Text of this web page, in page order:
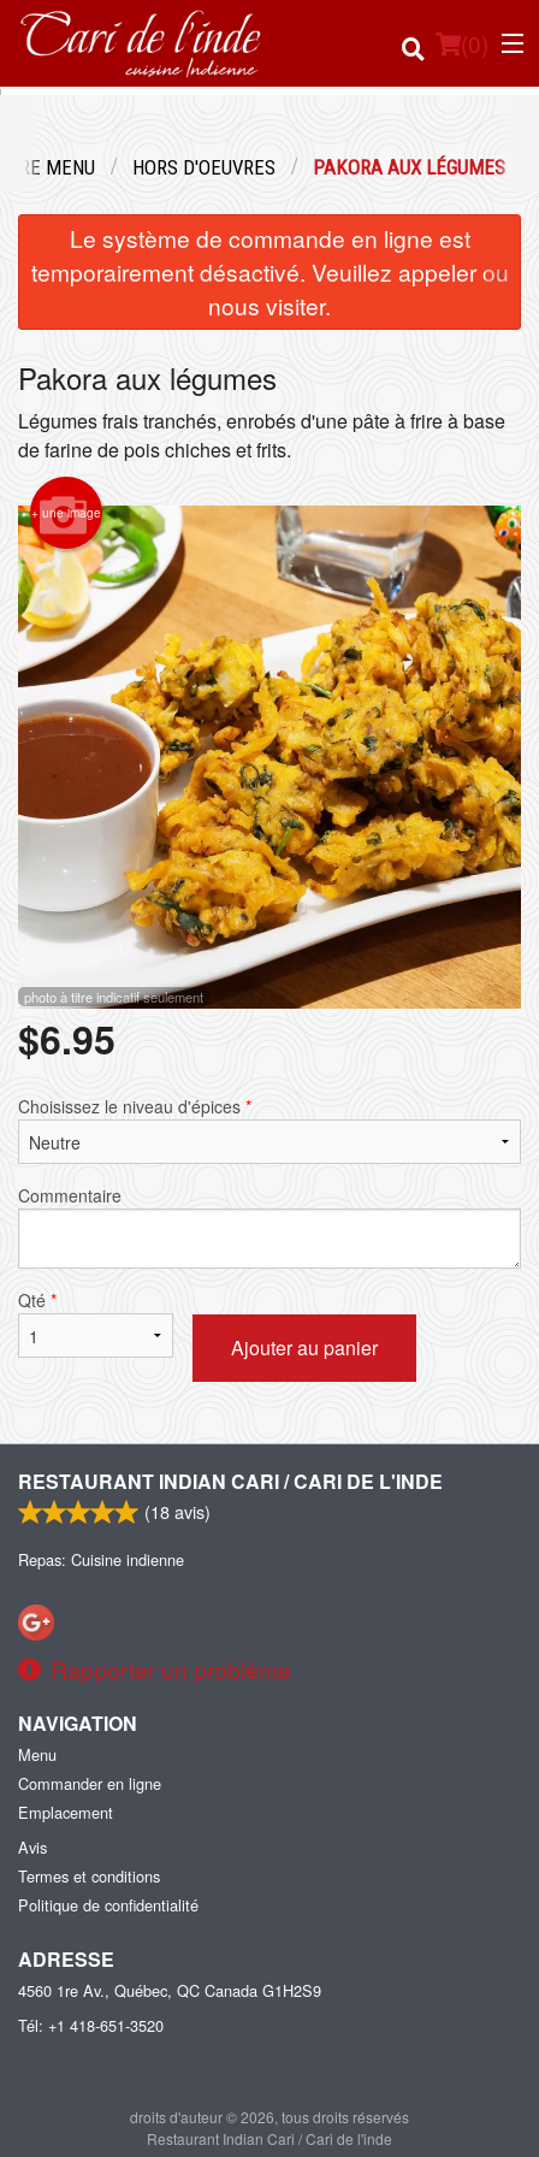
(0)
Emplacement
Connection
Inscription
Panier (0)
Rechercher
MENU HORS D'OEUVRES PAKORA AUX LÉGUMES
Le système de commande en ligne est
temporairement désactivé. Veuillez appeler ou
nous visiter.
×
Pakora aux légumes
Légumes frais tranchés, enrobés d'une pâte à frire à base
de farine de pois chiches et frits.
+ une image
photo à titre indicatif seulement
$6.95
Choisissez le niveau d'épices *
Commentaire
Qté *
Ajouter au panier
RESTAURANT INDIAN CARI / CARI DE L'INDE
(18avis)
Repas: Cuisine indienne
Rapporter un problème
NAVIGATION
Menu
Commander en ligne
Emplacement
Avis
Termes et conditions
Politique de confidentialité
ADRESSE
4560 1re Av., Québec, QC Canada G1H2S9
Tél: +1 418-651-3520
droits d'auteur © 2026, tous droits réservés
Restaurant Indian Cari / Cari de l'inde